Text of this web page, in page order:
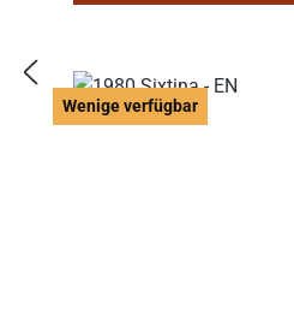
Wenige verfügbar